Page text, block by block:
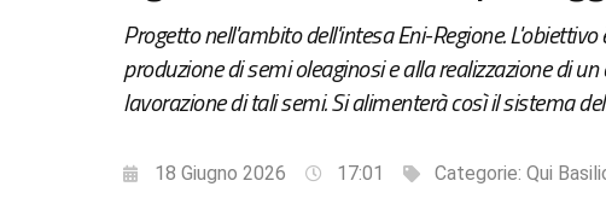
Progetto nell'ambito dell'intesa Eni-Regione.
produzione di semi oleaginosi e alla realizzazione di
lavorazione di tali semi. Si alimenterà così il sistema
18 Giugno 2026 17:01 Categorie: Qui